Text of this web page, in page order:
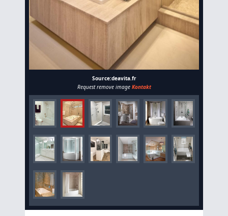
Source:deavita.fr
Request remove image Kontakt